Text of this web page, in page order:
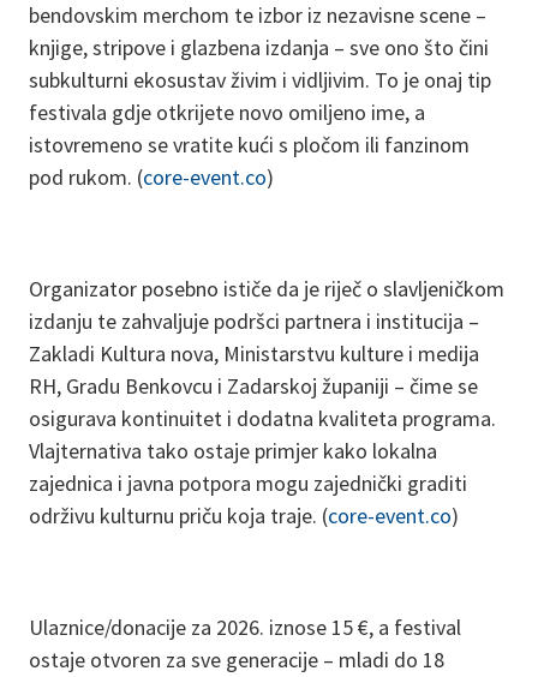
bendovskim merchom te izbor iz nezavisne scene –
knjige, stripove i glazbena izdanja – sve ono što čini
subkulturni ekosustav živim i vidljivim. To je onaj tip
festivala gdje otkrijete novo omiljeno ime, a
istovremeno se vratite kući s pločom ili fanzinom
pod rukom. (core-event.co)
Organizator posebno ističe da je riječ o slavljeničkom
izdanju te zahvaljuje podršci partnera i institucija –
Zakladi Kultura nova, Ministarstvu kulture i medija
RH, Gradu Benkovcu i Zadarskoj županiji – čime se
osigurava kontinuitet i dodatna kvaliteta programa.
Vlajternativa tako ostaje primjer kako lokalna
zajednica i javna potpora mogu zajednički graditi
održivu kulturnu priču koja traje. (core-event.co)
Ulaznice/donacije za 2026. iznose 15 €, a festival
ostaje otvoren za sve generacije – mladi do 18